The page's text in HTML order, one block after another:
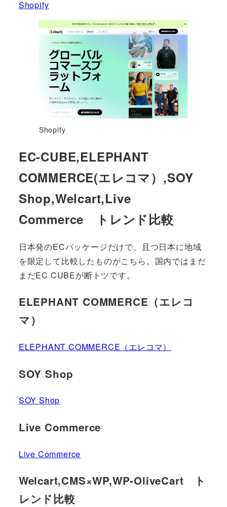
Shopify
Shopify
EC-CUBE,ELEPHANT
COMMERCE(エレコマ）,SOY
Shop,Welcart,Live
Commerce トレンド比較
日本発のECパッケージだけで、且つ日本に地域
を限定して比較したものがこちら。国内ではまだ
まだEC CUBEが断トツです。
ELEPHANT COMMERCE（エレコ
マ）
ELEPHANT COMMERCE（エレコマ）
SOY Shop
SOY Shop
Live Commerce
Live Commerce
Welcart,CMS×WP,WP-OliveCart ト
レンド比較